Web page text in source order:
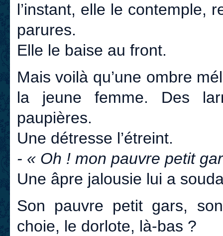
l’instant, elle le contemple,
parures.
Elle le baise au front.
Mais voilà qu’une ombre
la jeune femme. Des
paupières.
Une détresse l’étreint.
- « Oh ! mon pauvre petit
Une âpre jalousie lui a
Son pauvre petit gars,
choie, le dorlote, là-bas ?